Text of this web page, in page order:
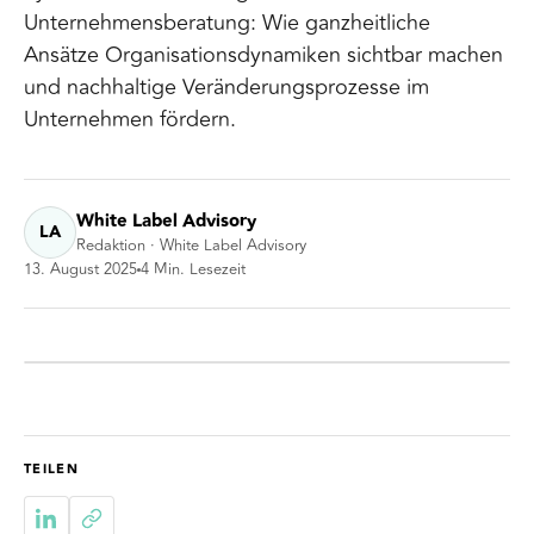
Unternehmensberatung: Wie ganzheitliche
Ansätze Organisationsdynamiken sichtbar machen
und nachhaltige Veränderungsprozesse im
Unternehmen fördern.
LA White Label Advisory
Redaktion · White Label Advisory
13. August 20254 Min. Lesezeit
TEILEN